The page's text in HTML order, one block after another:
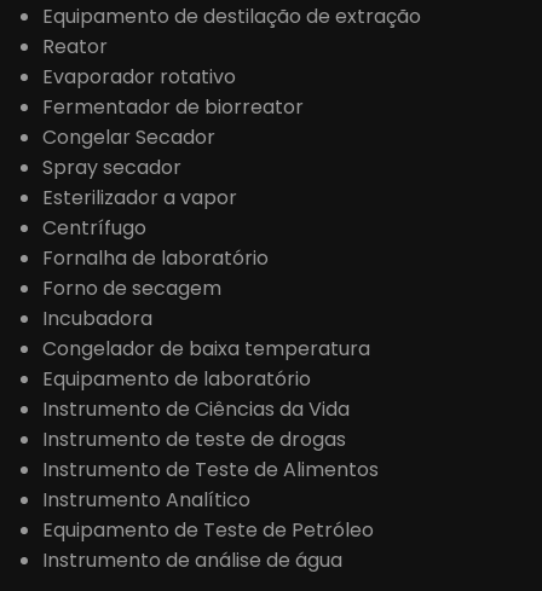
Equipamento de destilação de extração
Reator
Evaporador rotativo
Fermentador de biorreator
Congelar Secador
Spray secador
Esterilizador a vapor
Centrífugo
Fornalha de laboratório
Forno de secagem
Incubadora
Congelador de baixa temperatura
Equipamento de laboratório
Instrumento de Ciências da Vida
Instrumento de teste de drogas
Instrumento de Teste de Alimentos
Instrumento Analítico
Equipamento de Teste de Petróleo
Instrumento de análise de água